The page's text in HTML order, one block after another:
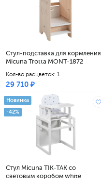
Стул-подставка для кормления
Micuna Trotta MONT-1872
Кол-во расцветок: 1
29 710 ₽
Новинка
-42%
Стул Micuna TIK-TAK со
световым коробом white